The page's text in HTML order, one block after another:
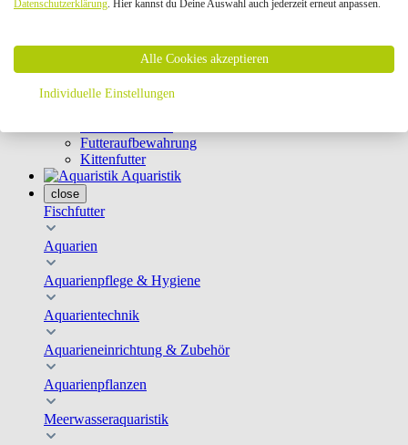
Geschirre & Leinen
Schutznetze
Kippfensterschutz
Katzenkameras
Futternäpfe
Futteraufbewahrung
Kittenfutter
Aquaristik
close
Fischfutter
Aquarien
Aquarienpflege & Hygiene
Aquarientechnik
Aquarieneinrichtung & Zubehör
Aquarienpflanzen
Meerwasseraquaristik
Datenschutzerklärung. Hier kannst du Deine Auswahl auch jederzeit erneut anpassen.
Alle Cookies akzeptieren
Individuelle Einstellungen